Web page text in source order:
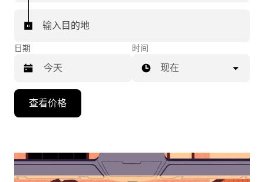
输入目的地
日期
向
头
时间
现在
查看价格